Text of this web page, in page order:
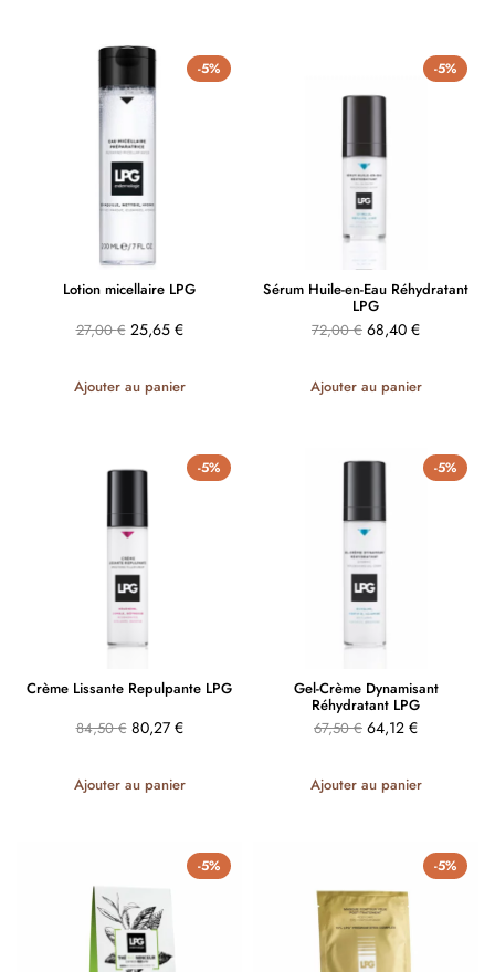
-5%
Lotion micellaire LPG
27,00€ 25,65 €
Ajouter au panier
-5%
Sérum Huile-en-Eau Réhydratant
LPG
72,00€ 68,40 €
Ajouter au panier
-5%
Crème Lissante Repulpante LPG
84,50€ 80,27 €
Ajouter au panier
-5%
Gel-Crème Dynamisant
Réhydratant LPG
67,50€ 64,12 €
Ajouter au panier
-5% -5%